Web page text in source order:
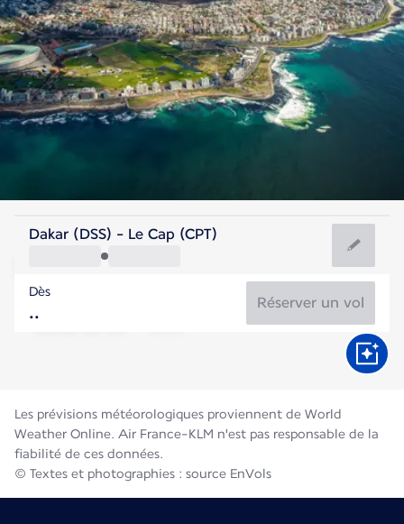
Afrique Du Sud
Le Cap
Afrique Du Sud
Durée du vol
Dakar (DSS) - Le Cap (CPT)
Dès
Réserver un vol
Les prévisions météorologiques proviennent de World
Weather Online. Air France-KLM n'est pas responsable de la
fiabilité de ces données.
© Textes et photographies : source EnVols